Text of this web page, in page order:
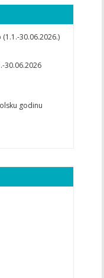
30.06.2026.)
30.06.2026
godinu